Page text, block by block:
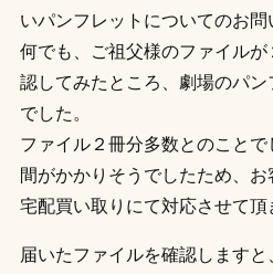
いパンフレットについてのお問
何でも、ご祖父様のファイル
認してみたところ、劇場のパ
でした。
ファイル２冊分多数とのこと
間がかかりそうでしたため、お
宅配買い取りにて対応させて頂
届いたファイルを確認します